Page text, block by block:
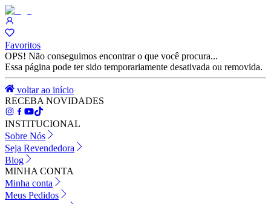
Favoritos
OPS! Não conseguimos encontrar o que você procura...
Essa página pode ter sido temporariamente desativada ou removida.
voltar ao início
RECEBA NOVIDADES
INSTITUCIONAL
Sobre Nós
Seja Revendedora
Blog
MINHA CONTA
Minha conta
Meus Pedidos